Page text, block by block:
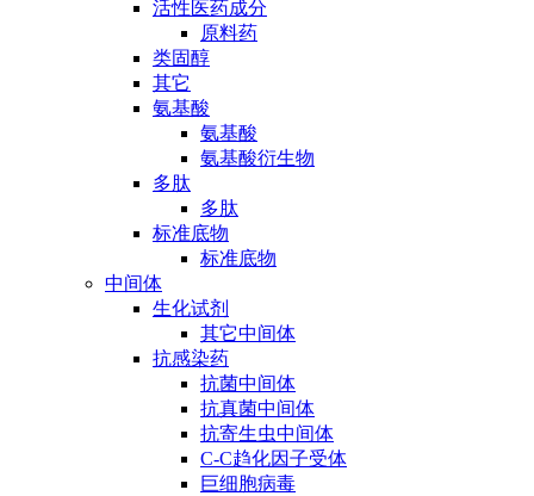
活性医药成分
原料药
类固醇
其它
氨基酸
氨基酸
氨基酸衍生物
多肽
多肽
标准底物
标准底物
中间体
生化试剂
其它中间体
抗感染药
抗菌中间体
抗真菌中间体
抗寄生虫中间体
C-C趋化因子受体
巨细胞病毒